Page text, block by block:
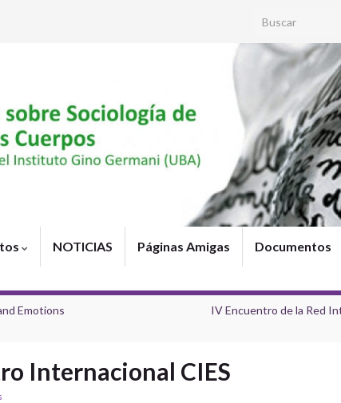
Search for:
NOTICIAS Páginas Amigas Documentos
Emotions IV Encuentro de la Red
Internacional CIES